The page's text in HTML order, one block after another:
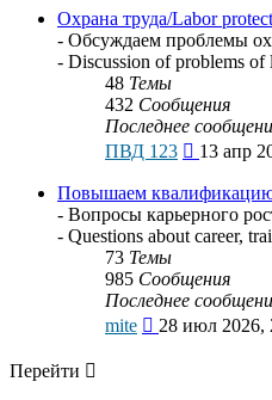
Охрана труда/Labor
- Обсуждаем проблемы
- Discussion of problems of
48 Темы
432 Сообщения
Последнее
ПВД 123
Перейти
13 апр
Повышаем
- Вопросы карьерного
- Questions about career,
73 Темы
985 Сообщения
Последнее
mite
Перейти
28 июл 2026,
Перейти